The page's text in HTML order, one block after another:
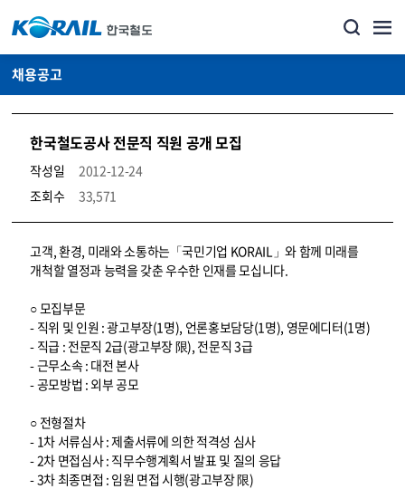
채용공고
한국철도공사 전문직 직원 공개 모집
작성일
2012-12-24
조회수
33,571
코레일소개_경영공시_채용공고 상세보기 – 내용, 파일, 담당자 연락처로 구성
고객, 환경, 미래와 소통하는「국민기업 KORAIL」와 함께 미래를
개척할 열정과 능력을 갖춘 우수한 인재를 모십니다.
○ 모집부문
- 직위 및 인원 : 광고부장(1명), 언론홍보담당(1명), 영문에디터(1명)
- 직급 : 전문직 2급(광고부장 限), 전문직 3급
- 근무소속 : 대전 본사
- 공모방법 : 외부 공모
○ 전형절차
- 1차 서류심사 : 제출서류에 의한 적격성 심사
- 2차 면접심사 : 직무수행계획서 발표 및 질의 응답
- 3차 최종면접 : 임원 면접 시행(광고부장 限)